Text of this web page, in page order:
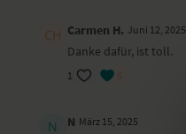
Carmen H. Juni 12, 2025
Danke dafür, ist toll.
1
N März 15, 2025